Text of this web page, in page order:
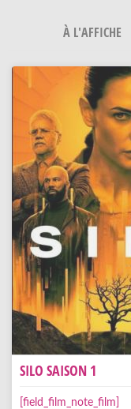
À L'AFFICHE
SILO SAISON 1
[field_film_note_film]